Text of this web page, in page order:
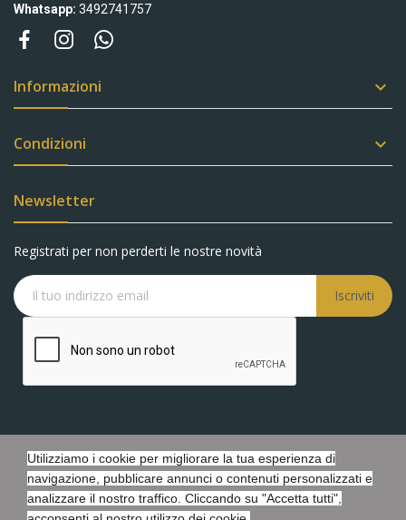
Whatsapp: 3492741757
Informazioni 
Condizioni 
Newsletter
Registrati per non perderti le nostre novità
Iscriviti
Copyright © Battaglia Gioielli s.r.l.s. - P.IVA 05548440873 - Tutti i
diritti riservati. - Powered by Febosoft
Utilizziamo i cookie per migliorare la tua esperienza di
navigazione, pubblicare annunci o contenuti personalizzati e
analizzare il nostro traffico. Cliccando su "Accetta tutti",